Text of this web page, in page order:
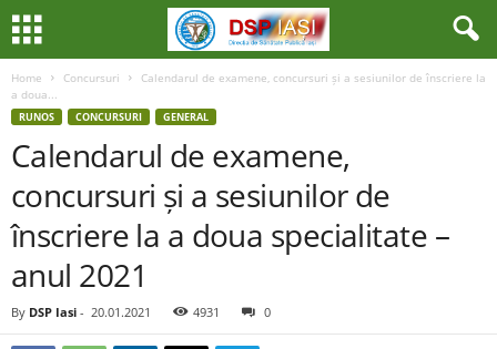
Home Concursuri
Calendarul de examene, concursuri și a sesiunilor de înscriere la
a doua...
RUNOS CONCURSURI GENERAL
Calendarul de examene,
concursuri și a sesiunilor de
înscriere la a doua specialitate –
anul 2021
By DSP Iasi - 20.01.2021 4931 0